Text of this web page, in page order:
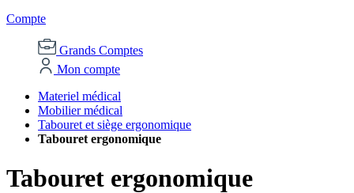
Compte
Grands Comptes
Mon compte
Materiel médical
Mobilier médical
Tabouret et siège ergonomique
Tabouret ergonomique
Tabouret ergonomique